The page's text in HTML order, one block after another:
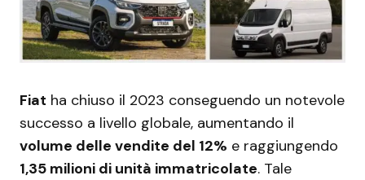
Fiat ha chiuso il 2023 conseguendo un notevole
successo a livello globale, aumentando il
volume delle vendite del 12% e raggiungendo
1,35 milioni di unità immatricolate. Tale